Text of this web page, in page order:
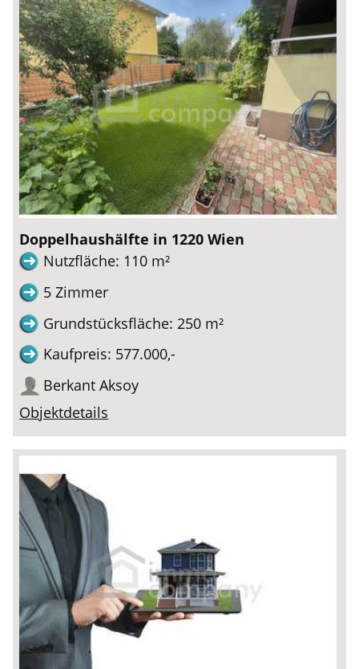
Doppelhaushälfte in 1220 Wien
Nutzfläche: 110 m²
5 Zimmer
Grundstücksfläche: 250 m²
Kaufpreis: 577.000,-
Berkant Aksoy
Objektdetails